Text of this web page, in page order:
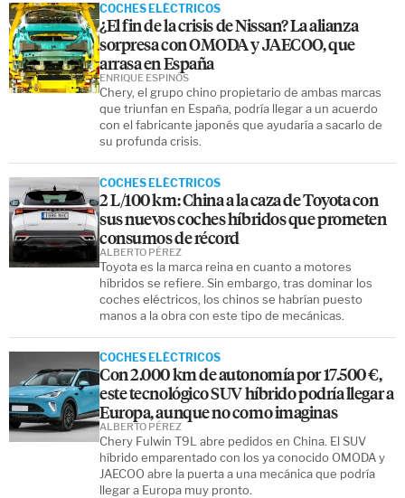
COCHES ELÉCTRICOS
¿El fin de la crisis de Nissan? La alianza
sorpresa con OMODA y JAECOO, que
arrasa en España
Chery, el grupo chino propietario de ambas marcas
que triunfan en España, podría llegar a un acuerdo
con el fabricante japonés que ayudaría a sacarlo de
su profunda crisis.
ENRIQUE ESPINÓS
COCHES ELÉCTRICOS
2 L/100 km: China a la caza de Toyota con
sus nuevos coches híbridos que prometen
consumos de récord
Toyota es la marca reina en cuanto a motores
híbridos se refiere. Sin embargo, tras dominar los
coches eléctricos, los chinos se habrían puesto
manos a la obra con este tipo de mecánicas.
ALBERTO PÉREZ
COCHES ELÉCTRICOS
Con 2.000 km de autonomía por 17.500 €,
este tecnológico SUV híbrido podría llegar a
Europa, aunque no como imaginas
Chery Fulwin T9L abre pedidos en China. El SUV
híbrido emparentado con los ya conocido OMODA y
JAECOO abre la puerta a una mecánica que podría
llegar a Europa muy pronto.
ALBERTO PÉREZ